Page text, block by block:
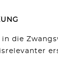
in die